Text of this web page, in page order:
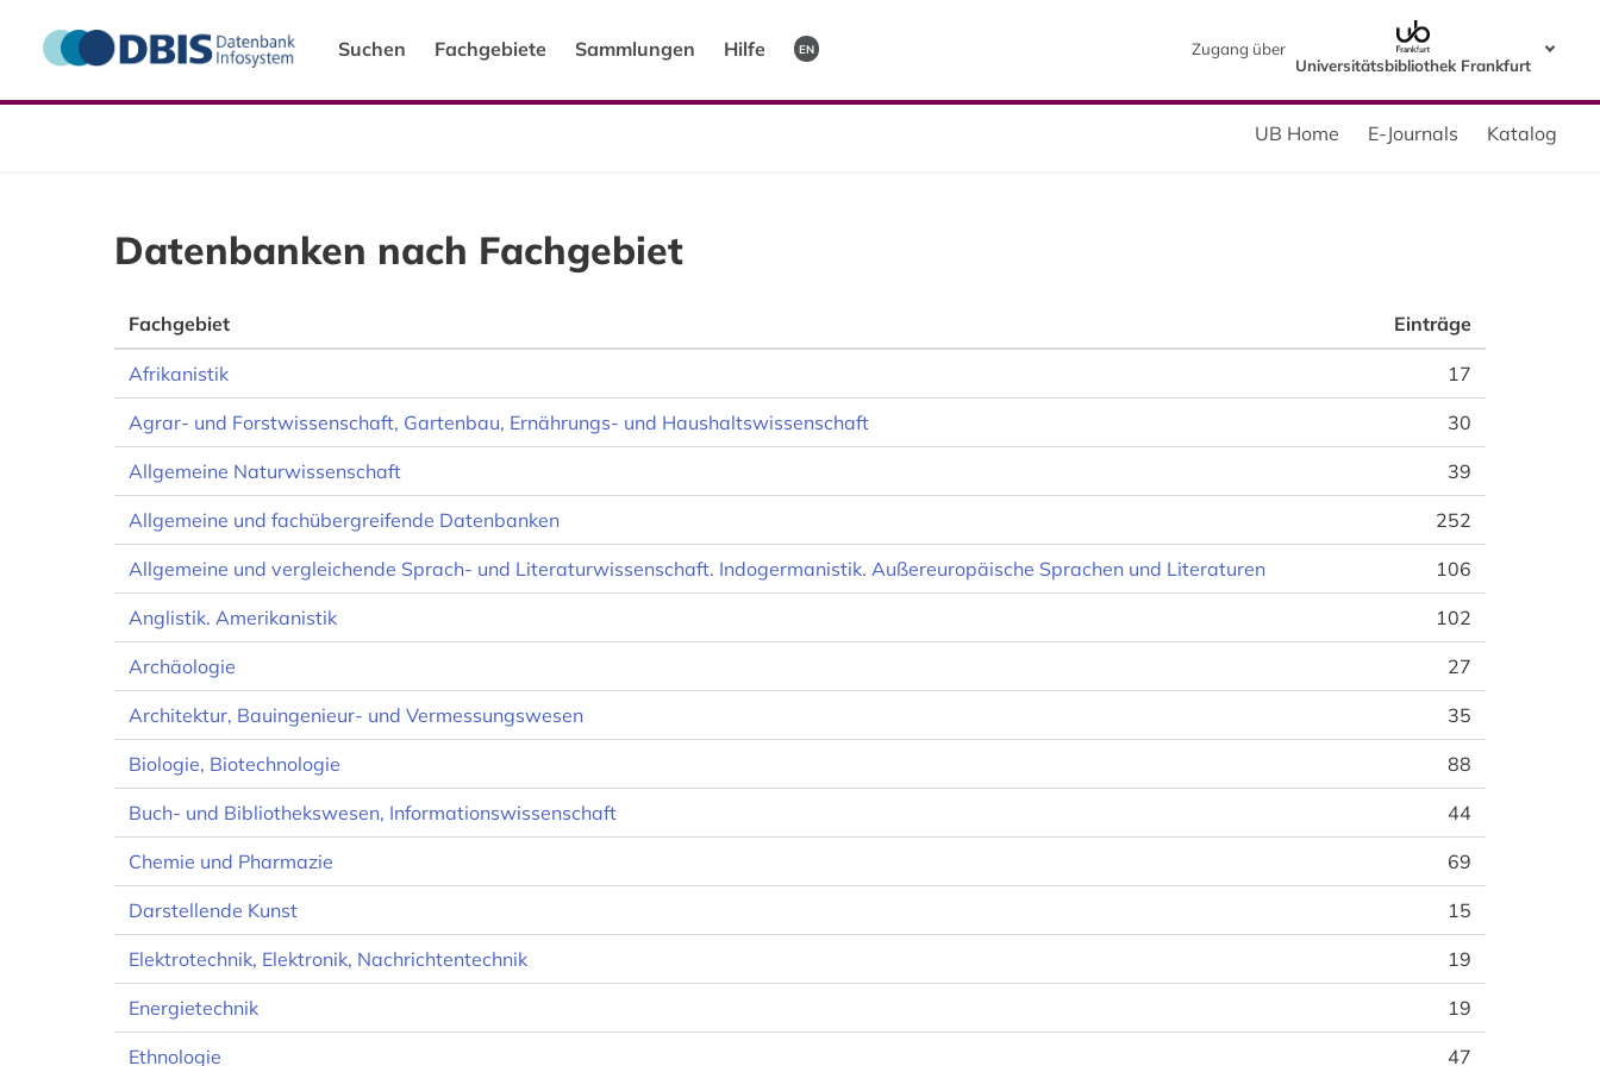
Suchen Fachgebiete Sammlungen Hilfe EN
Zugang über
Universitätsbibliothek Frankfurt
UB Home E-Journals Katalog
Datenbanken nach Fachgebiet
Fachgebiet Einträge
Afrikanistik 17
Agrar- und Forstwissenschaft, Gartenbau, Ernährungs- und Haushaltswissenschaft 30
Allgemeine Naturwissenschaft 39
Allgemeine und fachübergreifende Datenbanken 252
Allgemeine und vergleichende Sprach- und Literaturwissenschaft. Indogermanistik. Außereuropäische Sprachen und Literaturen 106
Anglistik. Amerikanistik 102
Archäologie 27
Architektur, Bauingenieur- und Vermessungswesen 35
Biologie, Biotechnologie 88
Buch- und Bibliothekswesen, Informationswissenschaft 44
Chemie und Pharmazie 69
Darstellende Kunst 15
Elektrotechnik, Elektronik, Nachrichtentechnik 19
Energietechnik 19
Ethnologie 47